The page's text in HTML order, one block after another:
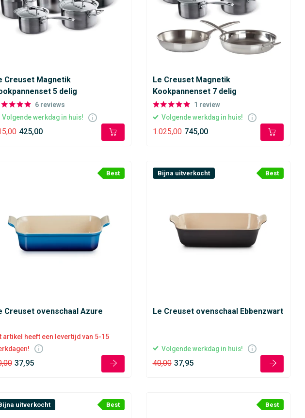
Creuset Magnetik
5 delig
6 reviews
Volgende werkdag in huis!
425,00
Le Creuset Magnetik
Kookpannenset 7 delig
1 review
Volgende werkdag in huis!
1.025,00 745,00
Best
Creuset ovenschaal Azure
artikel heeft een levertijd van 5-15
37,95
Bijna uitverkocht Best
Le Creuset ovenschaal Ebbenzwart
Volgende werkdag in huis!
40,00 37,95
uitverkocht Best Best